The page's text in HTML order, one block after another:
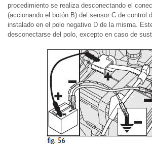
procedimiento se realiza desconectando el
(accionando el botón B) del sensor C de control
instalado en el polo negativo D de la misma.
desconectarse del polo, excepto en caso de